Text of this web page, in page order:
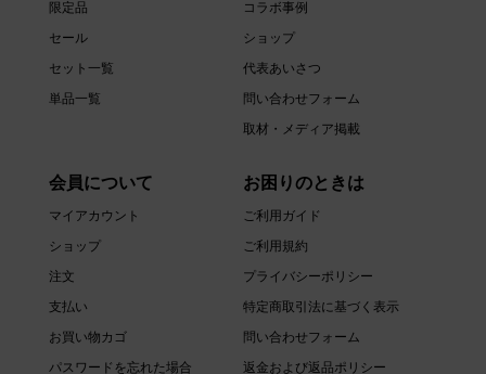
限定品
セール
セット一覧
単品一覧
コラボ事例
ショップ
代表あいさつ
問い合わせフォーム
取材・メディア掲載
会員について
マイアカウント
ショップ
注文
支払い
お買い物カゴ
パスワードを忘れた場合
お困りのときは
ご利用ガイド
ご利用規約
プライバシーポリシー
特定商取引法に基づく表示
問い合わせフォーム
返金および返品ポリシー